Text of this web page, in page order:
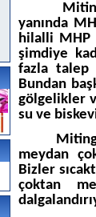
yanında
hilalli MHP
şimdiye
fazla talep
Bundan
gölgelikler
su ve
meydan
Bizler
çoktan